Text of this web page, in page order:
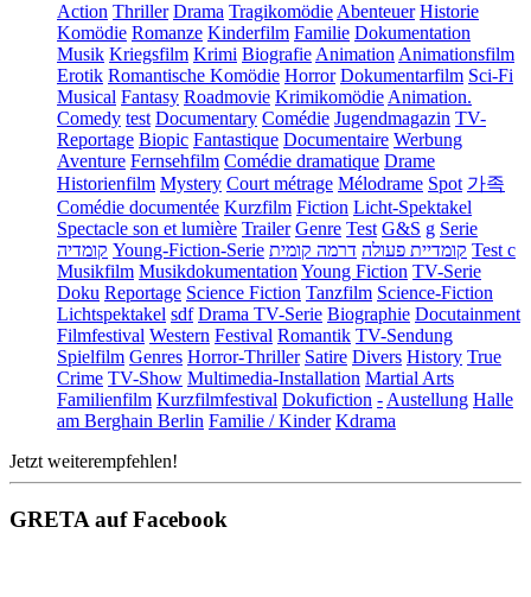
Action Thriller Drama TragikomödieAbenteuer Historie
Komödie Romanze Kinderfilm Familie Dokumentation
Musik Kriegsfilm Krimi BiografieAnimationAnimationsfilm
Erotik Romantische Komödie Horror Dokumentarfilm Sci-Fi
Musical Fantasy Roadmovie KrimikomödieAnimation.
Comedy test Documentary Comédie Jugendmagazin TV-
Reportage Biopic Fantastique Documentaire Werbung
Aventure Fernsehfilm Comédie dramatique Drame
Historienfilm Mystery Court métrage Mélodrame Spot 가족
Comédie documentée Kurzfilm Fiction Licht-Spektakel
Spectacle son et lumière Trailer Genre Test G&S g Serie
קומדיה Young-Fiction-Serie קומדיית פעולה דרמה קומית
Test c
Musikfilm MusikdokumentationYoung Fiction TV-Serie
Doku Reportage Science Fiction Tanzfilm Science-Fiction
Lichtspektakel sdf Drama TV-Serie Biographie Docutainment
Filmfestival Western Festival Romantik TV-Sendung
Spielfilm Genres Horror-Thriller Satire Divers History True
Crime TV-Show Multimedia-Installation Martial Arts
Familienfilm Kurzfilmfestival Dokufiction -Austellung Halle
am Berghain Berlin Familie / Kinder Kdrama
Jetzt weiterempfehlen!
GRETA auf Facebook